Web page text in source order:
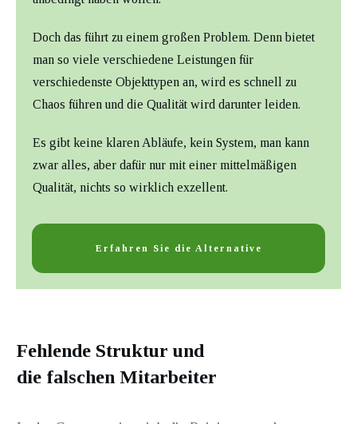
Doch das führt zu einem großen Problem. Denn bietet
man so viele verschiedene Leistungen für
verschiedenste Objekttypen an, wird es schnell zu
Chaos führen und die Qualität wird darunter leiden.
Es gibt keine klaren Abläufe, kein System, man kann
zwar alles, aber dafür nur mit einer mittelmäßigen
Qualität, nichts so wirklich exzellent.
Erfahren Sie die Alternative
Fehlende Struktur und
die falschen Mitarbeiter